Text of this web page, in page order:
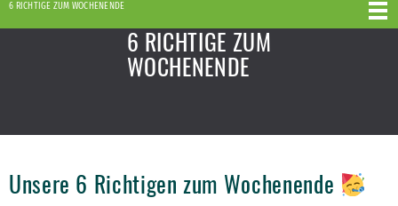
6 RICHTIGE ZUM WOCHENENDE
6 RICHTIGE ZUM
WOCHENENDE
Unsere 6 Richtigen zum Wochenende